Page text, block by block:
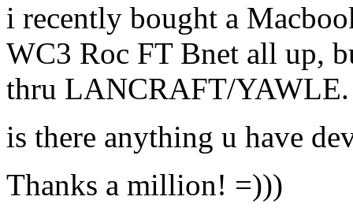
i recently bought a
WC3 Roc FT Bnet all up,
thru LANCRAFT/YAWLE.
is there anything u have
Thanks a million! =)))